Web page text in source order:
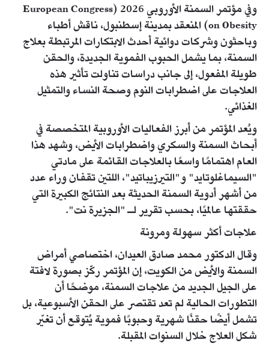
وفي مؤتمر السمنة الأوروبي 2026 (European Congress
on Obesity) المنعقد بمدينة إسطنبول، ناقش أطباء
وباحثون وشركات دوائية أحدث الابتكارات المرتبطة بعلاج
السمنة، بما يشمل الحبوب الفموية الجديدة، والحقن
طويلة المفعول، إلى جانب دراسات تناولت تأثير هذه
العلاجات على اضطرابات النوم وصحة النساء والتمثيل
الغذائي.
ويُعد المؤتمر من أبرز الفعاليات الأوروبية المتخصصة في
أبحاث السمنة والسكري واضطرابات الأيض، وشهد هذا
العام اهتمامًا واسعًا بالعلاجات القائمة على مادتي
"السيماغلوتايد" و"التيرزيباتيد"، اللتين تقفان وراء عدد
من أشهر أدوية السمنة الحديثة بعد النتائج الكبيرة التي
حققتها عالميًا، بحسب تقرير لـ "الجزيرة نت".
علاجات أكثر سهولة ومرونة
وقال الدكتور محمد صادق العيدان، اختصاصي أمراض
السمنة والأيض من الكويت، إن المؤتمر ركّز بصورة لافتة
على الجيل الجديد من علاجات السمنة، موضحًا أن
التطورات الحالية لم تعد تقتصر على الحقن الأسبوعية، بل
تشمل أيضًا حقنًا شهرية وحبوبًا فموية يُتوقع أن تغيّر
شكل العلاج خلال السنوات المقبلة.